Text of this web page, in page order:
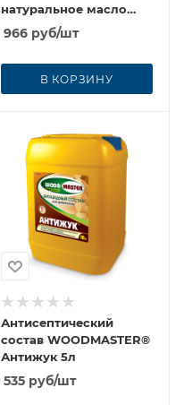
натуральное масло
для древес 0,75л.
966руб/шт
В КОРЗИНУ
Антисептический
состав WOODMASTER®
Антижук 5л
535руб/шт